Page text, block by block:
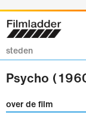
steden
Psycho
over de film